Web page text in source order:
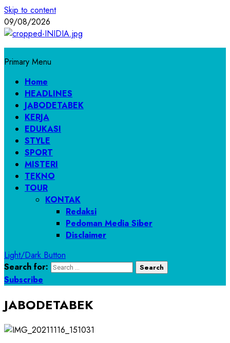
Skip to content
09/08/2026
Primary Menu
Home
HEADLINES
JABODETABEK
KERJA
EDUKASI
STYLE
SPORT
MISTERI
TEKNO
TOUR
KONTAK
Redaksi
Pedoman Media Siber
Disclaimer
Light/Dark Button
Search for:
Subscribe
JABODETABEK